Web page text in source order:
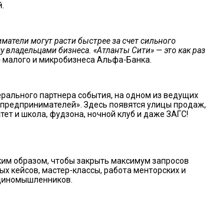
могут расти быстрее за счет сильного
бизнеса. «Атланты Сити» — это как раз
малого и микробизнеса Альфа-Банка.
партнера события, на одном из ведущих
Здесь появятся улицы продаж,
и школа, фудзона, ночной клуб и даже ЗАГС!
образом, чтобы закрыть максимум запросов
кейсов, мастер-классы, работа менторских и